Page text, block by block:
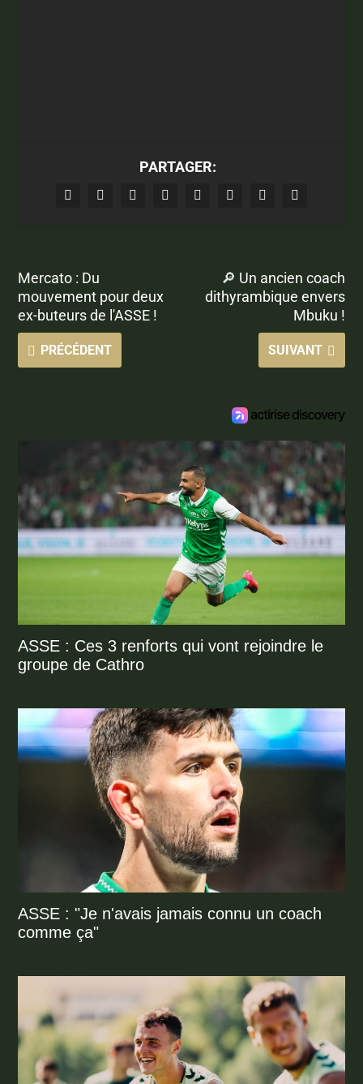
PARTAGER:
Mercato : Du
mouvement pour deux
ex-buteurs de l'ASSE !
PRÉCÉDENT
🔎 Un ancien coach
dithyrambique envers
Mbuku !
SUIVANT
ASSE : Ces 3 renforts qui vont rejoindre le
groupe de Cathro
ASSE : "Je n'avais jamais connu un coach
comme ça"